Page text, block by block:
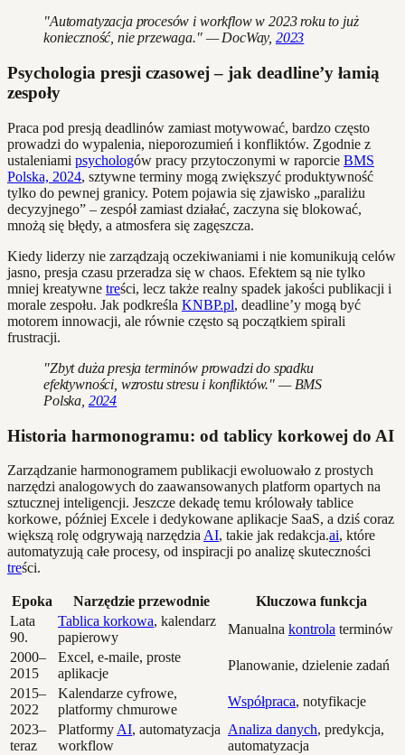
"Automatyzacja procesów i workflow w 2023 roku to już
konieczność, nie przewaga." — DocWay, 2023
Psychologia presji czasowej – jak deadline’y łamią
zespoły
Praca pod presją deadlinów zamiast motywować, bardzo często
prowadzi do wypalenia, nieporozumień i konfliktów. Zgodnie z
ustaleniami psychologów pracy przytoczonymi w raporcie BMS
Polska, 2024, sztywne terminy mogą zwiększyć produktywność
tylko do pewnej granicy. Potem pojawia się zjawisko „paraliżu
decyzyjnego” – zespół zamiast działać, zaczyna się blokować,
mnożą się błędy, a atmosfera się zagęszcza.
Kiedy liderzy nie zarządzają oczekiwaniami i nie komunikują celów
jasno, presja czasu przeradza się w chaos. Efektem są nie tylko
mniej kreatywne treści, lecz także realny spadek jakości publikacji i
morale zespołu. Jak podkreśla KNBP.pl, deadline’y mogą być
motorem innowacji, ale równie często są początkiem spirali
frustracji.
"Zbyt duża presja terminów prowadzi do spadku
efektywności, wzrostu stresu i konfliktów." — BMS
Polska, 2024
Historia harmonogramu: od tablicy korkowej do AI
Zarządzanie harmonogramem publikacji ewoluowało z prostych
narzędzi analogowych do zaawansowanych platform opartych na
sztucznej inteligencji. Jeszcze dekadę temu królowały tablice
korkowe, później Excele i dedykowane aplikacje SaaS, a dziś coraz
większą rolę odgrywają narzędzia AI, takie jak redakcja.ai, które
automatyzują całe procesy, od inspiracji po analizę skuteczności
treści.
Epoka Narzędzie przewodnie
Kluczowa funkcja
Lata
90.
Tablica korkowa, kalendarz
papierowy
Manualna kontrola terminów
2000–
2015
Excel, e-maile, proste
aplikacje
Planowanie, dzielenie zadań
2015–
2022
Kalendarze cyfrowe,
platformy chmurowe
Współpraca, notyfikacje
2023–
teraz
Platformy AI, automatyzacja
workflow
Analiza danych, predykcja,
automatyzacja